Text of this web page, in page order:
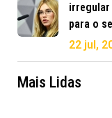
irregular
para o
22 jul,
Mais Lidas